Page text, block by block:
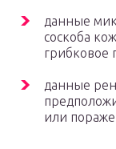
данные
соскоба
грибковое
данные
или